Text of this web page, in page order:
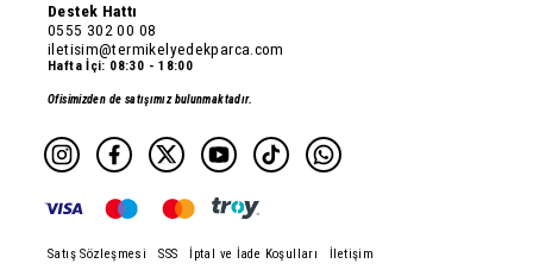
Destek Hattı
0555 302 00 08
iletisim@termikelyedekparca.com
Hafta İçi: 08:30 - 18:00
Ofisimizden de satışımız bulunmaktadır.
Satış Sözleşmesi SSS İptal ve İade Koşulları İletişim